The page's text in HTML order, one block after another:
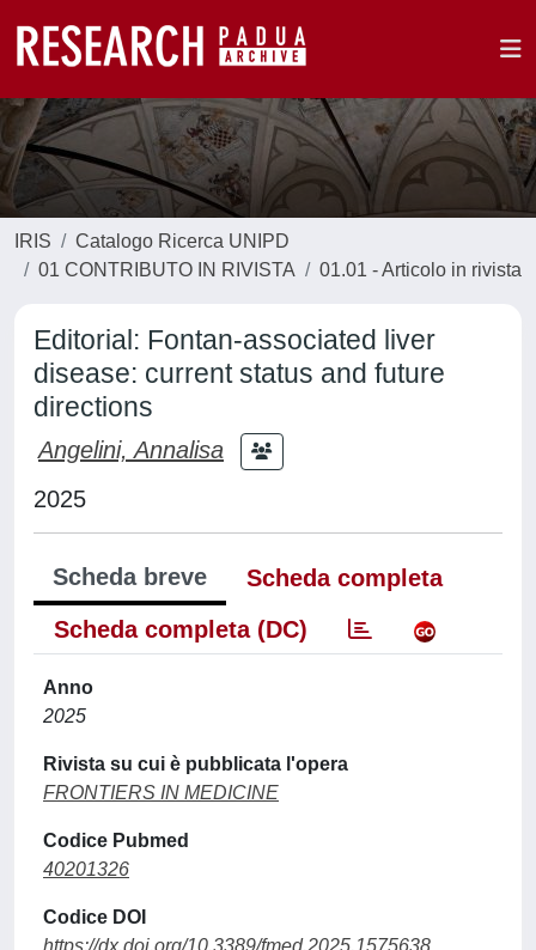
IRIS
Catalogo Ricerca UNIPD
01 CONTRIBUTO IN RIVISTA
01.01 - Articolo in rivista
Editorial: Fontan-associated liver
disease: current status and future
directions
Angelini, Annalisa
2025
Scheda breve
Scheda completa
Scheda completa (DC)
Anno
2025
Rivista su cui è pubblicata l'opera
FRONTIERS IN MEDICINE
Codice Pubmed
40201326
Codice DOI
https://dx.doi.org/10.3389/fmed.2025.1575638